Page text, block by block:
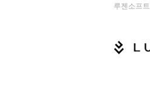
루젠소프트